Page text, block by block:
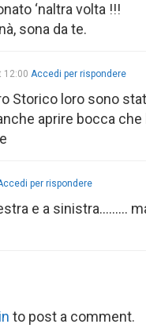
‘naltra volta !!!
sona da te.
12:00 Accedi per rispondere
Storico loro sono
aprire bocca
per rispondere
e a sinistra………
to post a comment.